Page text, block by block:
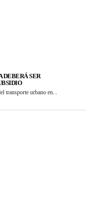
DEBERÁ SER
transporte urbano en...